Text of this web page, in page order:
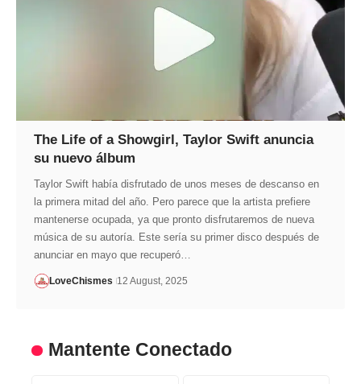
The Life of a Showgirl, Taylor Swift anuncia
su nuevo álbum
Taylor Swift había disfrutado de unos meses de descanso en
la primera mitad del año. Pero parece que la artista prefiere
mantenerse ocupada, ya que pronto disfrutaremos de nueva
música de su autoría. Este sería su primer disco después de
anunciar en mayo que recuperó…
LoveChismes 12 August, 2025
Mantente Conectado